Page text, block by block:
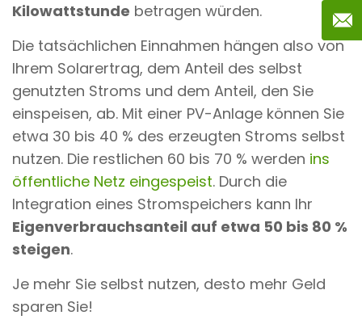
Kilowattstunde betragen würden.
Die tatsächlichen Einnahmen hängen also von
Ihrem Solarertrag, dem Anteil des selbst
genutzten Stroms und dem Anteil, den Sie
einspeisen, ab. Mit einer PV-Anlage können Sie
etwa 30 bis 40 % des erzeugten Stroms selbst
nutzen. Die restlichen 60 bis 70 % werden ins
öffentliche Netz eingespeist. Durch die
Integration eines Stromspeichers kann Ihr
Eigenverbrauchsanteil auf etwa 50 bis 80 %
steigen.
Je mehr Sie selbst nutzen, desto mehr Geld
sparen Sie!